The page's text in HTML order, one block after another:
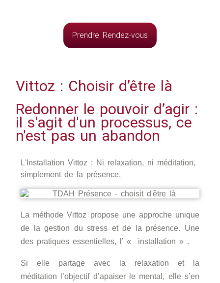
Prendre Rendez-vous
Vittoz : Choisir d’être là
Redonner le pouvoir d’agir :
il s'agit d'un processus, ce
n'est pas un abandon
L'Installation Vittoz : Ni relaxation, ni méditation,
simplement de la présence.​
La méthode Vittoz propose une approche unique
de la gestion du stress et de la présence. Une
des pratiques essentielles, l’ « installation » .
Si elle partage avec la relaxation et la
méditation l’objectif d’apaiser le mental, elle s’en